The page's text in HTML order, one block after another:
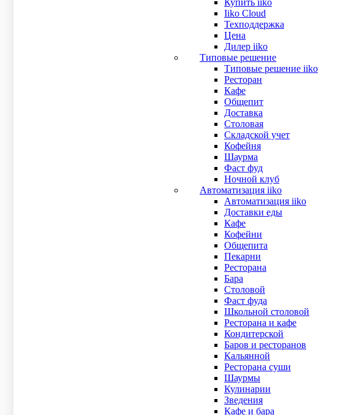
Купить iiko
Iiko Cloud
Техподдержка
Цена
Дилер iiko
Типовые решение
Типовые решение iiko
Ресторан
Кафе
Общепит
Доставка
Столовая
Складской учет
Кофейня
Шаурма
Фаст фуд
Ночной клуб
Автоматизация iiko
Автоматизация iiko
Доставки еды
Кафе
Кофейни
Общепита
Пекарни
Ресторана
Бара
Столовой
Фаст фуда
Школьной столовой
Ресторана и кафе
Кондитерской
Баров и ресторанов
Кальянной
Ресторана суши
Шаурмы
Кулинарии
Зведения
Кафе и бара
POS терминал CheckWay ONYX Smart с абсолютно гладкой лицевой
POS-терминалы Firich Mega POS 3435 Б/У
Низкое энергопотребление.Снижает энергопотребление, тем самым
Высокая производительность и надёжность работы новинки